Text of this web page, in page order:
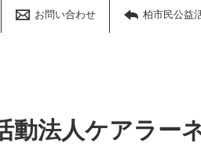
お問い合わせ 柏市民公益
動法人ケアラー